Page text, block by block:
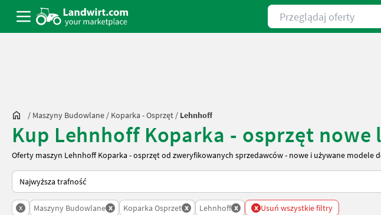
Przeglądaj oferty
/ Maszyny Budowlane / Koparka - Osprzęt / Lehnhoff
Kup Lehnhoff Koparka - osprzęt nowe
Oferty maszyn Lehnhoff Koparka - osprzęt od zweryfikowanych sprzedawców - nowe i używane modele
Tak sortuje się na Landwirt.com
x Maszyny Budowlane x Koparka Osprzet x Lehnhoff x x Usuń wszystkie filtry